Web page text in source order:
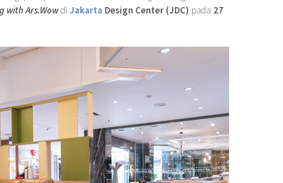
with Ars.Wowdi Jakarta Design Center (JDC) pada 27